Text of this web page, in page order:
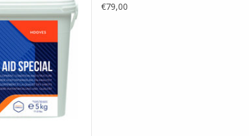
€79,00